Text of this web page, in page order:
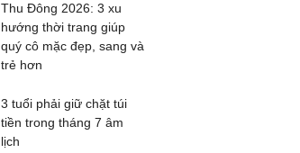
Thu Đông 2026: 3 xu
hướng thời trang giúp
quý cô mặc đẹp, sang và
trẻ hơn
3 tuổi phải giữ chặt túi
tiền trong tháng 7 âm
lịch